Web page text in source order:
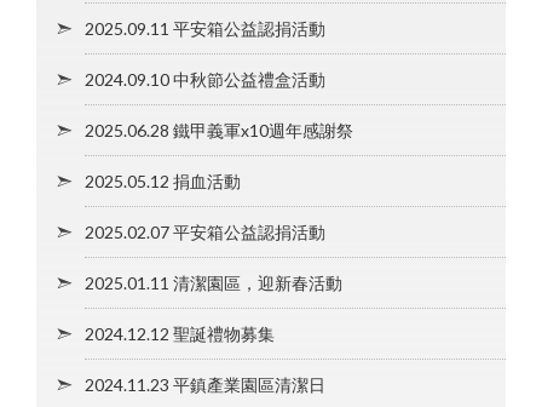
2025.09.11 平安箱公益認捐活動
2024.09.10 中秋節公益禮盒活動
2025.06.28 鐵甲義軍x10週年感謝祭
2025.05.12 捐血活動
2025.02.07 平安箱公益認捐活動
2025.01.11 清潔園區，迎新春活動
2024.12.12 聖誕禮物募集
2024.11.23 平鎮產業園區清潔日